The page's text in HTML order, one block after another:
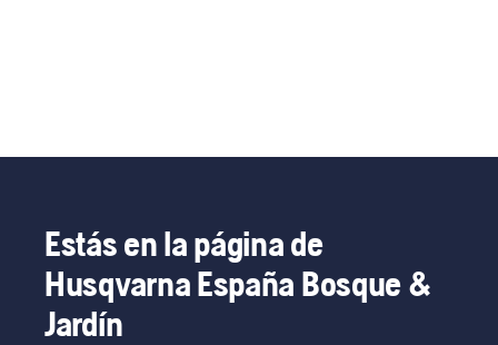
Estás en la página de
Husqvarna España Bosque &
Jardín